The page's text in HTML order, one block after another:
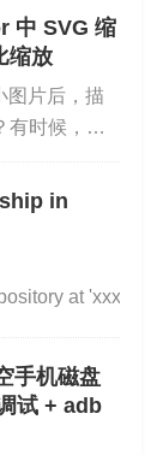
下面为工具
中 SVG 缩
缩放
图片后，描
有时候，一
等比例缩小
惨不忍
in
at 'xxxxx...
手机磁盘
试 + adb